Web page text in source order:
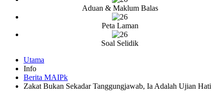
Aduan & Maklum Balas
Peta Laman
Soal Selidik
Utama
Info
Berita MAIPk
Zakat Bukan Sekadar Tanggungjawab, Ia Adalah Ujian Hati